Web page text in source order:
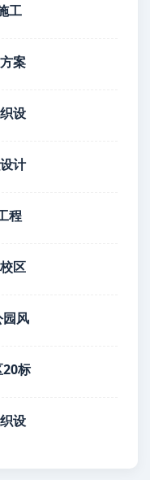
工
案
设
计
程
区
园风
标
设